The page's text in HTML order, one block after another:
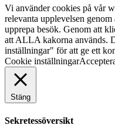
Vi använder cookies på vår
relevanta upplevelsen
upprepa besök. Genom att
att ALLA kakorna används.
inställningar" för att ge ett
Cookie inställningar
Stäng
Sekretessöversikt